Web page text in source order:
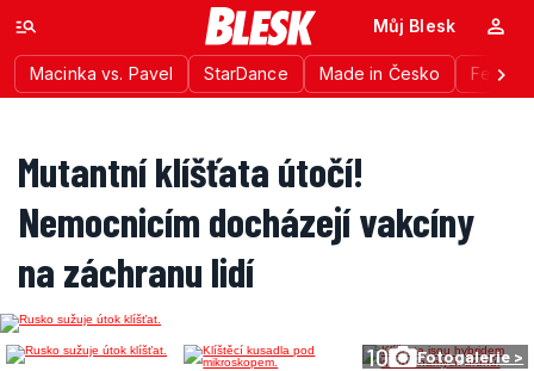
Macinka vs. Pavel StarDance Made in Česko
Můj Blesk
Mutantní klíšťata útočí!
Nemocnicím docházejí vakcíny
na záchranu lidí
10 Fotogalerie >